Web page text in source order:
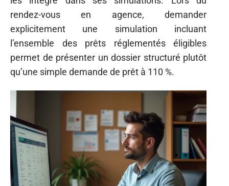
rendez-vous en agence, demander
explicitement une simulation incluant
l’ensemble des prêts réglementés éligibles
permet de présenter un dossier structuré plutôt
qu’une simple demande de prêt à 110 %.